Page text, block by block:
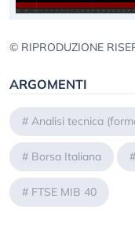
© RIPRODUZIONE
ARGOMENTI
# Analisi tecnica
# Borsa Italiana #
# FTSE MIB 40